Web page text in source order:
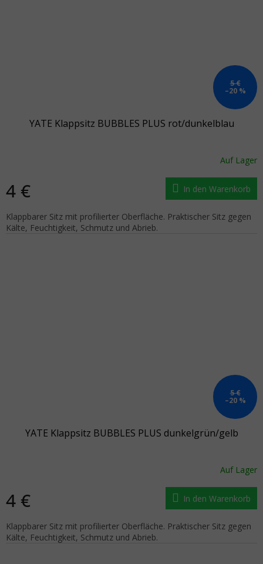
5 €
–20 %
YATE Klappsitz BUBBLES PLUS rot/dunkelblau
Auf Lager
4 € In den Warenkorb
Klappbarer Sitz mit profilierter Oberfläche. Praktischer Sitz gegen
Kälte, Feuchtigkeit, Schmutz und Abrieb.
5 €
–20 %
YATE Klappsitz BUBBLES PLUS dunkelgrün/gelb
Auf Lager
4 € In den Warenkorb
Klappbarer Sitz mit profilierter Oberfläche. Praktischer Sitz gegen
Kälte, Feuchtigkeit, Schmutz und Abrieb.